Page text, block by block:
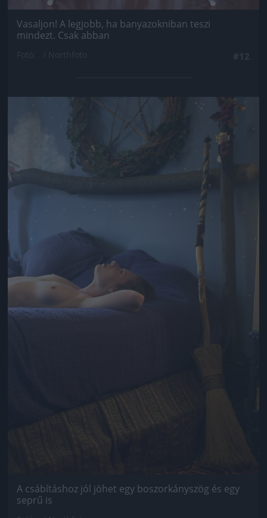
Vasaljon! A legjobb, ha banyazokniban teszi
mindezt. Csak abban
Jön még kép!
A csábításhoz jól jöhet egy boszorkányszög és egy
seprű is